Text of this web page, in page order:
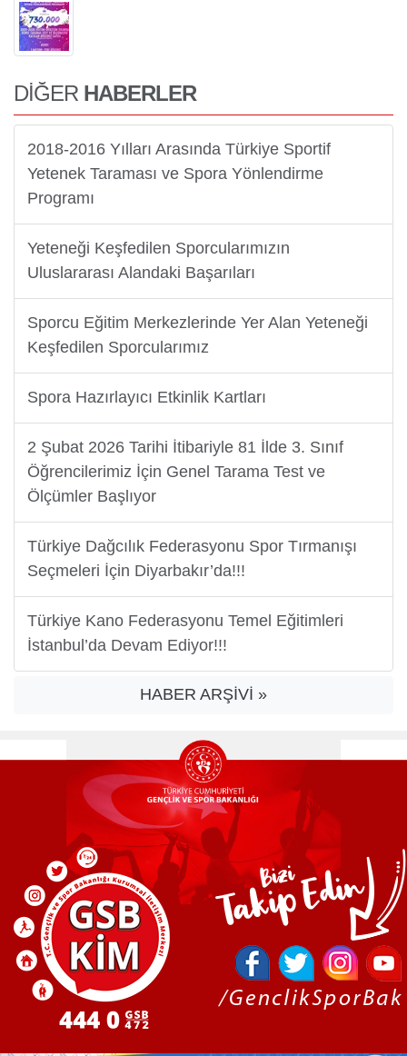
DİĞER HABERLER
2018-2016 Yılları Arasında Türkiye Sportif
Yetenek Taraması ve Spora Yönlendirme
Programı
Yeteneği Keşfedilen Sporcularımızın
Uluslararası Alandaki Başarıları
Sporcu Eğitim Merkezlerinde Yer Alan Yeteneği
Keşfedilen Sporcularımız
Spora Hazırlayıcı Etkinlik Kartları
2 Şubat 2026 Tarihi İtibariyle 81 İlde 3. Sınıf
Öğrencilerimiz İçin Genel Tarama Test ve
Ölçümler Başlıyor
Türkiye Dağcılık Federasyonu Spor Tırmanışı
Seçmeleri İçin Diyarbakır’da!!!
Türkiye Kano Federasyonu Temel Eğitimleri
İstanbul’da Devam Ediyor!!!
HABER ARŞİVİ »